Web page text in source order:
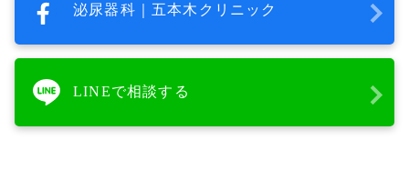
泌尿器科｜五本木クリニック
LINEで相談する